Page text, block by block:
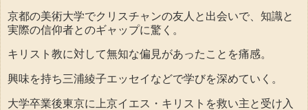
京都の美術大学でクリスチャンの友人と出会いで、知識と
実際の信仰者とのギャップに驚く。
キリスト教に対して無知な偏見があったことを痛感。
興味を持ち三浦綾子エッセイなどで学びを深めていく。
大学卒業後東京に上京イエス・キリストを救い主と受け入